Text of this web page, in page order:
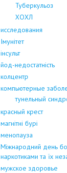
Туберкульоз
ХОХЛ
исследования
Імунітет
інсульт
йод-недостатність
колцентр
компьютерные
тунельный
красный крест
магнітні бурі
менопауза
Міжнародний день
наркотиками та їх
мужское здоровье